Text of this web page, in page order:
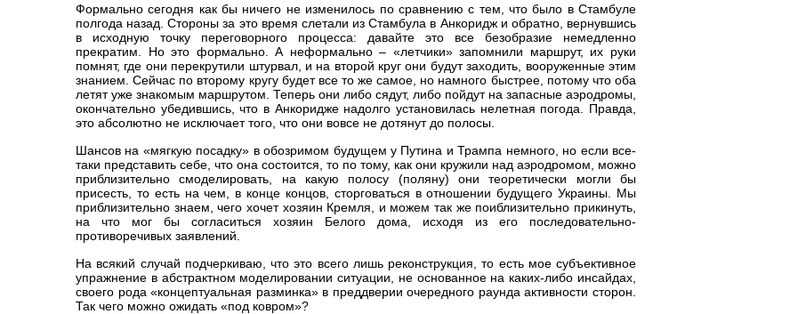
Формально сегодня как бы ничего не изменилось по сравнению с тем, что было в Стамбуле
полгода назад. Стороны за это время слетали из Стамбула в Анкоридж и обратно, вернувшись
в исходную точку переговорного процесса: давайте это все безобразие немедленно
прекратим. Но это формально. А неформально – «летчики» запомнили маршрут, их руки
помнят, где они перекрутили штурвал, и на второй круг они будут заходить, вооруженные этим
знанием. Сейчас по второму кругу будет все то же самое, но намного быстрее, потому что оба
летят уже знакомым маршрутом. Теперь они либо сядут, либо пойдут на запасные аэродромы,
окончательно убедившись, что в Анкоридже надолго установилась нелетная погода. Правда,
это абсолютно не исключает того, что они вовсе не дотянут до полосы.
Шансов на «мягкую посадку» в обозримом будущем у Путина и Трампа немного, но если все-
таки представить себе, что она состоится, то по тому, как они кружили над аэродромом, можно
приблизительно смоделировать, на какую полосу (поляну) они теоретически могли бы
присесть, то есть на чем, в конце концов, сторговаться в отношении будущего Украины. Мы
приблизительно знаем, чего хочет хозяин Кремля, и можем так же поиблизительно прикинуть,
на что мог бы согласиться хозяин Белого дома, исходя из его последовательно-
противоречивых заявлений.
На всякий случай подчеркиваю, что это всего лишь реконструкция, то есть мое субъективное
упражнение в абстрактном моделировании ситуации, не основанное на каких-либо инсайдах,
своего рода «концептуальная разминка» в преддверии очередного раунда активности сторон.
Так чего можно ожидать «под ковром»?